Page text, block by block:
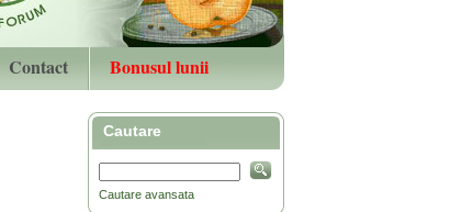
Contact Bonusul lunii
Cautare
Cautare avansata